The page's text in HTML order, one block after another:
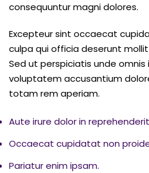
consequuntur magni dolores.
Excepteur sint occaecat
culpa qui officia deserunt
Sed ut perspiciatis unde
voluptatem accusantium
totam rem aperiam.
Aute irure dolor in
Occaecat cupidatat non
Pariatur enim ipsam.